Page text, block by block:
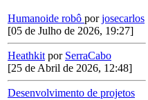
Humanoide robô porjosecarlos
[05 de Julho de 2026, 19:27]
Heathkit por SerraCabo
[25 de Abril de 2026, 12:48]
Desenvolvimento de projetos